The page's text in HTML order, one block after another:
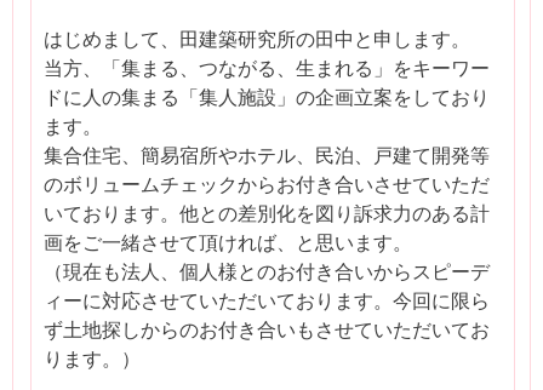
はじめまして、田建築研究所の田中と申します。
当方、「集まる、つながる、生まれる」をキーワー
ドに人の集まる「集人施設」の企画立案をしており
ます。
集合住宅、簡易宿所やホテル、民泊、戸建て開発等
のボリュームチェックからお付き合いさせていただ
いております。他との差別化を図り訴求力のある計
画をご一緒させて頂ければ、と思います。
（現在も法人、個人様とのお付き合いからスピーデ
ィーに対応させていただいております。今回に限ら
ず土地探しからのお付き合いもさせていただいてお
ります。）